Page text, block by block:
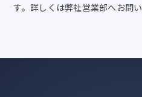
す。詳しくは弊社営業部へお問